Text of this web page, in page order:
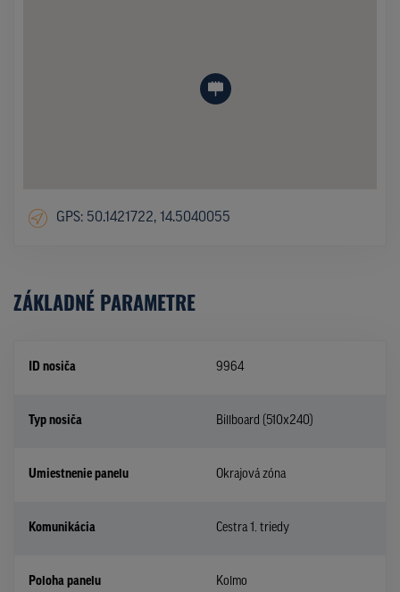
GPS: 50.1421722, 14.5040055
ZÁKLADNÉ PARAMETRE
ID nosiča 9964
Typ nosiča Billboard (510x240)
Umiestnenie panelu Okrajová zóna
Komunikácia Cestra 1. triedy
Poloha panelu Kolmo